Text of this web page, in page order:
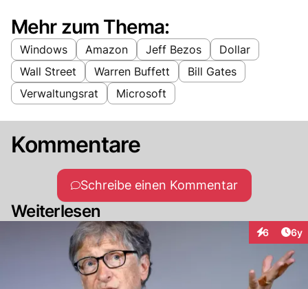
Mehr zum Thema:
Windows Amazon Jeff Bezos
Dollar
Wall Street
Warren Buffett
Bill Gates
Verwaltungsrat
Microsoft
Kommentare
Schreibe einen Kommentar
Weiterlesen
6 6y